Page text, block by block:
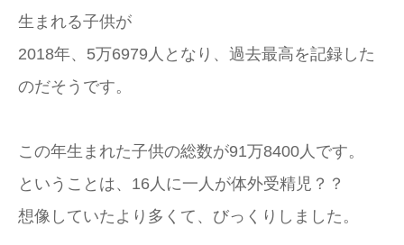
生まれる子供が
2018年、5万6979人となり、過去最高を記録した
のだそうです。
この年生まれた子供の総数が91万8400人です。
ということは、16人に一人が体外受精児？？
想像していたより多くて、びっくりしました。